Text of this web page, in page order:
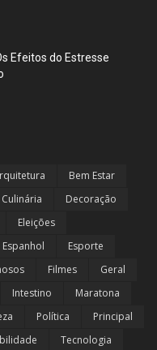
Efeitos do Estresse
Bem Estar
Culinária
Decoração
Eleições
Espanhol
Esporte
Filmes
Geral
Intestino
Maratona
Política
Principal
Tecnologia